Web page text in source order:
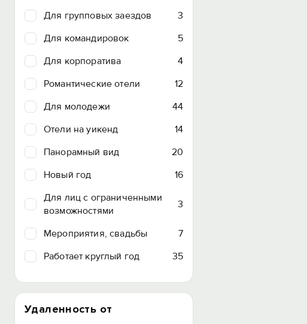
Для групповых заездов
3
Для командировок
5
Для корпоратива
4
Романтические отели
12
Для молодежи
44
Отели на уикенд
14
Панорамный вид
20
Новый год
16
Для лиц с ограниченными
возможностями
3
Мероприятия, свадьбы
7
Работает круглый год
35
Удаленность от